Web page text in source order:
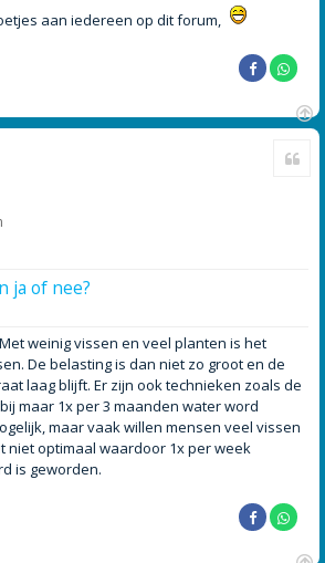
aan iedereen op dit forum,
O
ja of nee?
weinig vissen en veel planten is het
De belasting is dan niet zo groot en de
laag blijft. Er zijn ook technieken zoals de
maar 1x per 3 maanden water word
maar vaak willen mensen veel vissen
niet optimaal waardoor 1x per week
is geworden.